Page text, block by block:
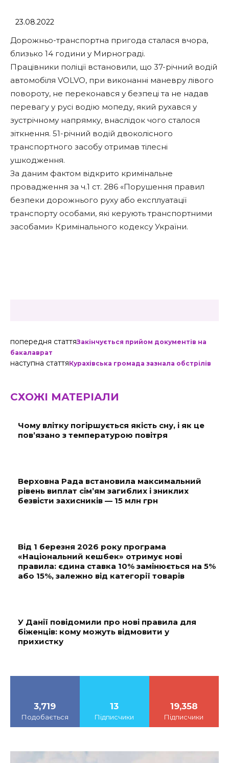
23.08.2022
Дорожньо-транспортна пригода сталася вчора,
близько 14 години у Мирнограді.
Працівники поліції встановили, що 37-річний водій
автомобіля VOLVO, при виконанні маневру лівого
повороту, не переконався у безпеці та не надав
перевагу у русі водію мопеду, який рухався у
зустрічному напрямку, внаслідок чого сталося
зіткнення. 51-річний водій двоколісного
транспортного засобу отримав тілесні
ушкодження.
За даним фактом відкрито кримінальне
провадження за ч.1 ст. 286 «Порушення правил
безпеки дорожнього руху або експлуатації
транспорту особами, які керують транспортними
засобами» Кримінального кодексу України.
попередня статтяЗакінчується прийом документів на
бакалаврат
наступна статтяКурахівська громада зазнала обстрілів
СХОЖІ МАТЕРІАЛИ
Чому влітку погіршується якість сну, і як це
пов’язано з температурою повітря
Верховна Рада встановила максимальний
рівень виплат сім’ям загиблих і зниклих
безвісти захисників — 15 млн грн
Від 1 березня 2026 року програма
«Національний кешбек» отримує нові
правила: єдина ставка 10% замінюється на 5%
або 15%, залежно від категорії товарів
У Данії повідомили про нові правила для
біженців: кому можуть відмовити у
прихистку
3,719
Подобається
13
Підписчики
19,358
Підписчики